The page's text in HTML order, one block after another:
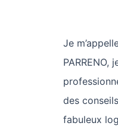
Je
PARRENO,
des
fabuleux